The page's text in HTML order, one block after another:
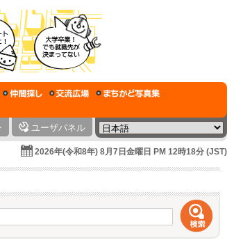
ユーザパネル
2026年(令和8年) 8月7日金曜日 PM 12時18分 (JST)